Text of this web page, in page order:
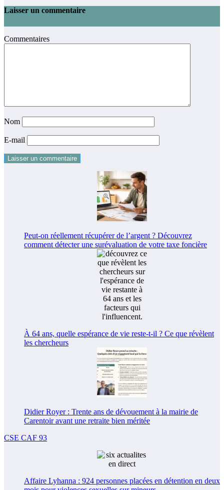
Laisser un commentaire
Commentaires
Nom
E-mail
Peut-on réellement récupérer de l’argent ? Découvrez
comment détecter une surévaluation de votre taxe foncière
À 64 ans, quelle espérance de vie reste-t-il ? Ce que révèlent
les chercheurs
Didier Royer : Trente ans de dévouement à la mairie de
Carentoir avant une retraite bien méritée
CSE CAF 93
Affaire Lyhanna : 924 personnes placées en détention en deux